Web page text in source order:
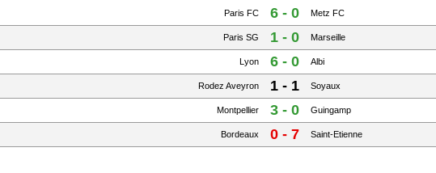
Paris FC 6 - 0 Metz FC
Paris SG 1 - 0 Marseille
Lyon 6 - 0 Albi
Rodez Aveyron 1 - 1 Soyaux
Montpellier 3 - 0 Guingamp
Bordeaux 0 - 7 Saint-Etienne